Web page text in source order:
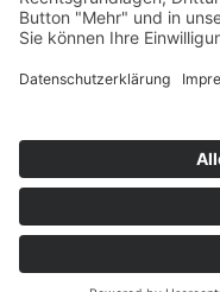
DOWNLOADSPRESSE
LIEFER- UND
Facebook
LinkedIn
© KYOCERA